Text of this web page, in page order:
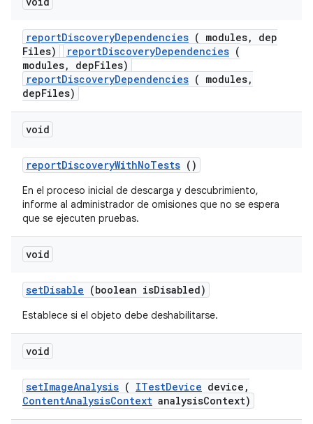
reportDiscoveryDependencies ( modules,
dep
Files)
reportDiscoveryDependencies (
modules, depFiles)
reportDiscoveryDependencies ( modules,
depFiles)
void
reportDiscoveryWithNoTests ()
En el proceso inicial de descarga y descubrimiento,
informe al administrador de omisiones que no se espera
que se ejecuten pruebas.
void
setDisable (boolean isDisabled)
Establece si el objeto debe deshabilitarse.
void
setImageAnalysis ( ITestDevice device ,
ContentAnalysisContext analysisContext)